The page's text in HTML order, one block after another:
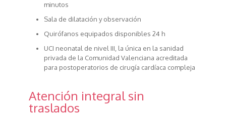
minutos
Sala de dilatación y observación
Quirófanos equipados disponibles 24 h
UCI neonatal de nivel III, la única en la sanidad
privada de la Comunidad Valenciana acreditada
para postoperatorios de cirugía cardíaca compleja
Atención integral sin
traslados